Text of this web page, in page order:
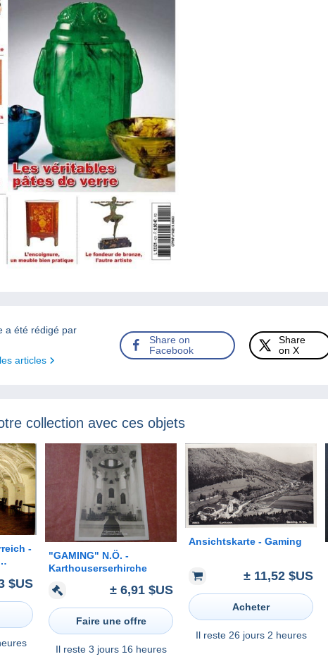
a été rédigé par
articles
Share on
Facebook
Share
on X
collection avec ces objets
-
$US
"GAMING" N.Ö. -
Karthouserserhirche
± 6,91 $US
Faire une offre
Il reste 3 jours 16 heures
Ansichtskarte - Gaming
± 11,52 $US
Acheter
Il reste 26 jours 2 heures